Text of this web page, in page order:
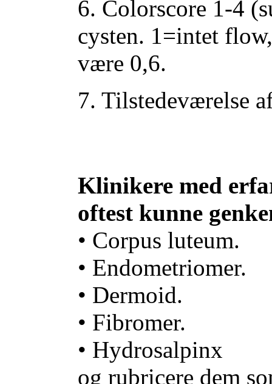
6. Colorscore 1-4
cysten. 1=intet
være 0,6.
7. Tilstedeværelse
Klinikere med
oftest kunne
• Corpus luteum.
• Endometriomer.
• Dermoid.
• Fibromer.
• Hydrosalpinx
og rubricere dem